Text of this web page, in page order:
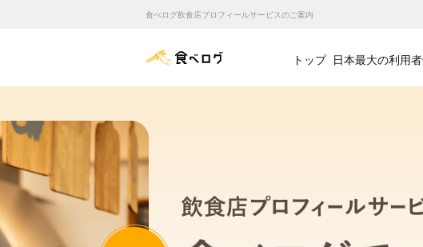
食べログ飲食店プロフィールサービスのご案内
食べログ店舗管理画面
トップ 日本最大の利用